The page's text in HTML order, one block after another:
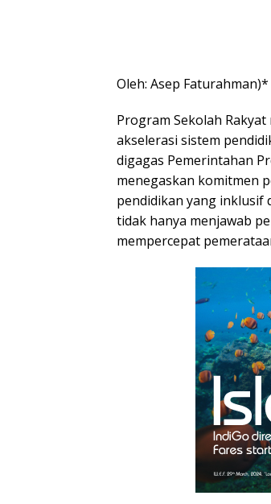
Oleh: Asep Faturahman)*
Program Sekolah
akselerasi sistem
digagas Pemerintahan
menegaskan komitmen
pendidikan yang inklusif
tidak hanya menjawab
mempercepat